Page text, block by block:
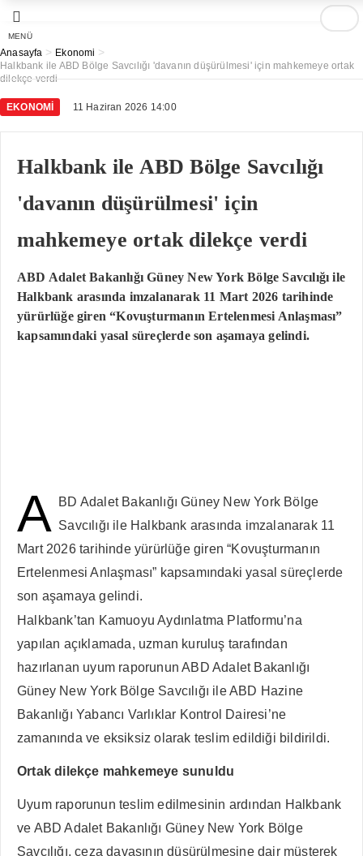
MENÜ
Anasayfa > Ekonomi >
Halkbank ile ABD Bölge Savcılığı 'davanın düşürülmesi' için mahkemeye ortak
dilekçe verdi
EKONOMI 11 Haziran 2026 14:00
Halkbank ile ABD Bölge Savcılığı
'davanın düşürülmesi' için
mahkemeye ortak dilekçe verdi
ABD Adalet Bakanlığı Güney New York Bölge Savcılığı ile
Halkbank arasında imzalanarak 11 Mart 2026 tarihinde
yürürlüğe giren “Kovuşturmanın Ertelenmesi Anlaşması”
kapsamındaki yasal süreçlerde son aşamaya gelindi.
A
BD Adalet Bakanlığı Güney New York Bölge
Savcılığı ile Halkbank arasında imzalanarak 11
Mart 2026 tarihinde yürürlüğe giren “Kovuşturmanın
Ertelenmesi Anlaşması” kapsamındaki yasal süreçlerde
son aşamaya gelindi.
Halkbank’tan Kamuoyu Aydınlatma Platformu’na
yapılan açıklamada, uzman kuruluş tarafından
hazırlanan uyum raporunun ABD Adalet Bakanlığı
Güney New York Bölge Savcılığı ile ABD Hazine
Bakanlığı Yabancı Varlıklar Kontrol Dairesi’ne
zamanında ve eksiksiz olarak teslim edildiği bildirildi.
Ortak dilekçe mahkemeye sunuldu
Uyum raporunun teslim edilmesinin ardından Halkbank
ve ABD Adalet Bakanlığı Güney New York Bölge
Savcılığı, ceza davasının düşürülmesine dair müşterek